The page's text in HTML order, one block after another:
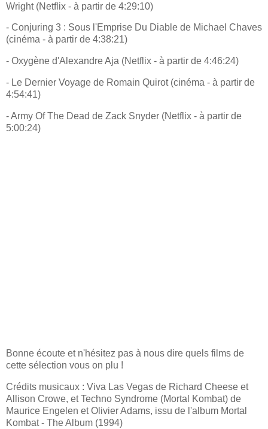
Wright (Netflix - à partir de 4:29:10)
- Conjuring 3 : Sous l'Emprise Du Diable de Michael Chaves
(cinéma - à partir de 4:38:21)
- Oxygène d'Alexandre Aja (Netflix - à partir de 4:46:24)
- Le Dernier Voyage de Romain Quirot (cinéma - à partir de
4:54:41)
- Army Of The Dead de Zack Snyder (Netflix - à partir de
5:00:24)
Bonne écoute et n'hésitez pas à nous dire quels films de
cette sélection vous on plu !
Crédits musicaux : Viva Las Vegas de Richard Cheese et
Allison Crowe, et Techno Syndrome (Mortal Kombat) de
Maurice Engelen et Olivier Adams, issu de l'album Mortal
Kombat - The Album (1994)